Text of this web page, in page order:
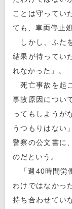
ことは守ってい
ても、車両停止
しかし、ふた
結果が待ってい
れなかった」。
死亡事故を起
事故原因につい
ってもしようが
うつもりはない
警察の公文書に
のだという。
「週40時間労
わけではなかっ
持ち合わせてい